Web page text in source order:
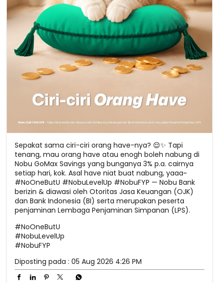
Sepakat sama ciri-ciri orang have-nya? 😌✨ Tapi
tenang, mau orang have atau enogh boleh nabung di
Nobu GoMax Savings yang bunganya 3% p.a. cairnya
setiap hari, kok. Asal have niat buat nabung, yaaa~
#NoOneButU #NobuLevelUp #NobuFYP — Nobu Bank
berizin & diawasi oleh Otoritas Jasa Keuangan (OJK)
dan Bank Indonesia (BI) serta merupakan peserta
penjaminan Lembaga Penjaminan Simpanan (LPS).
#NoOneButU
#NobuLevelUp
#NobuFYP
Diposting pada : 05 Aug 2026 4:26 PM